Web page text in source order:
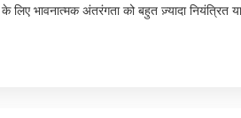
भावनात्मक अंतरंगता को बहुत ज़्यादा